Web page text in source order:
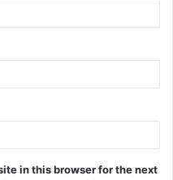
in this browser for the next